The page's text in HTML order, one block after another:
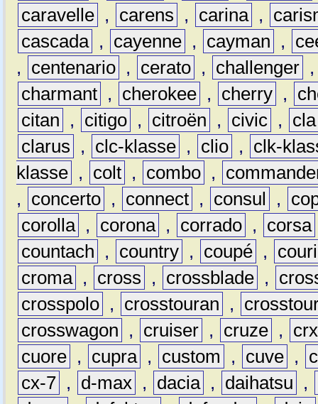
caravelle , carens , carina ,
cascada , cayenne , cayman ,
,
centenario , cerato , challenger
charmant , cherokee , cherry ,
citan
, citigo , citroën , civic ,
cla
clarus
, clc-klasse , clio ,
clk-
klasse , colt , combo ,
,
concerto , connect , consul ,
corolla , corona , corrado , corsa
countach
, country , coupé ,
croma , cross , crossblade ,
crosspolo , crosstouran ,
crosswagon
, cruiser , cruze ,
crx
cuore , cupra , custom , cuve ,
cx-7 , d-max , dacia , daihatsu
,